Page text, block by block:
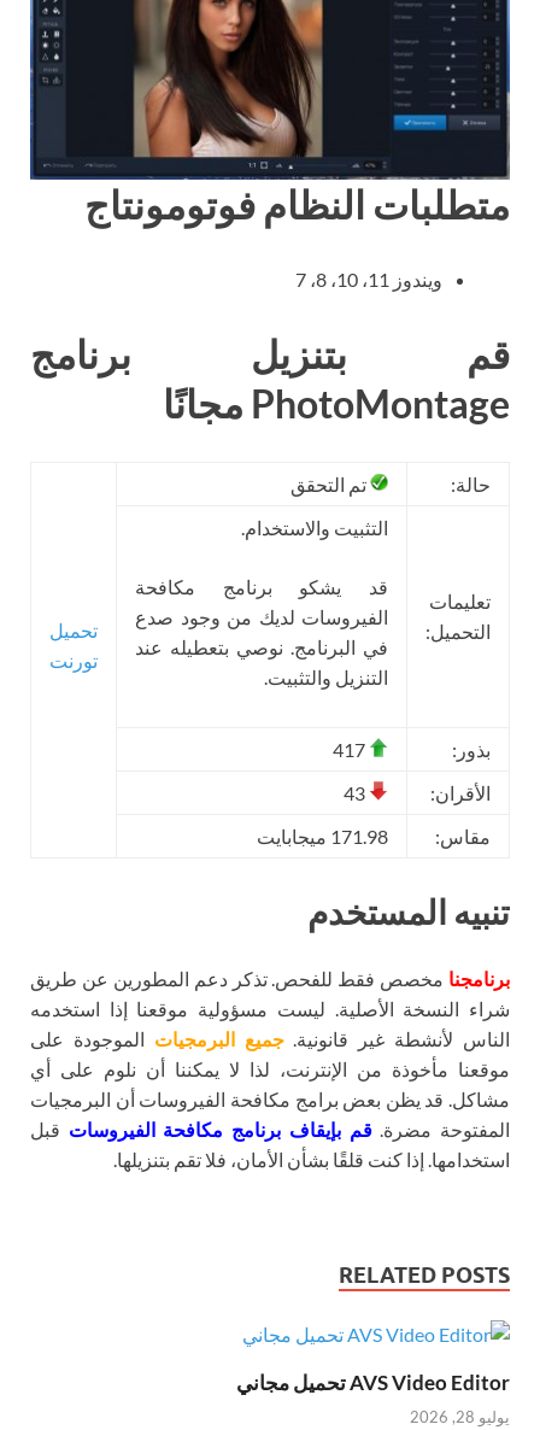
متطلبات النظام فوتومونتاج
ويندوز 11، 10، 8، 7
قم بتنزيل برنامج
PhotoMontage مجانًا
حالة: تم التحقق
تحميل
تورنت
تعليمات
التحميل:
التثبيت والاستخدام.
قد يشكو برنامج مكافحة
الفيروسات لديك من وجود صدع
في البرنامج. نوصي بتعطيله عند
التنزيل والتثبيت.
بذور:
الأقران:
مقاس:
171.98 ميجابايت
تنبيه المستخدم
برنامجنا مخصص فقط للفحص. تذكر دعم المطورين عن طريق
شراء النسخة الأصلية. ليست مسؤولية موقعنا إذا استخدمه
الناس لأنشطة غير قانونية.جميع البرمجيات الموجودة على
موقعنا مأخوذة من الإنترنت، لذا لا يمكننا أن نلوم على أي
مشاكل. قد يظن بعض برامج مكافحة الفيروسات أن البرمجيات
المفتوحة مضرة.قم بإيقاف برنامج مكافحة الفيروسات قبل
استخدامها. إذا كنت قلقًا بشأن الأمان، فلا تقم بتنزيلها.
RELATED POSTS
AVS Video Editor تحميل مجاني
يوليو 28, 2026